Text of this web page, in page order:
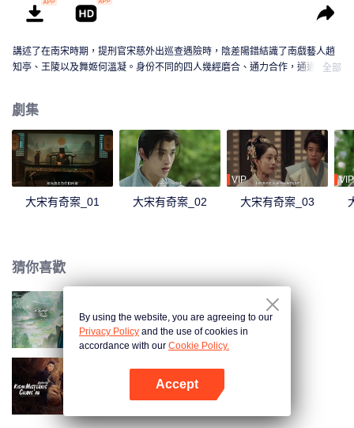
講述了在南宋時期，提刑官宋慈外出巡查遇險時，陰差陽錯結識了南戲藝人趙
知亭、王陵以及舞姬何溫凝。身份不同的四人幾經磨合、通力合作，通過推理
全部
劇集
大宋有奇案_01 大宋有奇案_02
VIP
大宋有奇案_03
VIP
猜你喜歡
將軍家的小兒子
長安秘聞錄
By using the website, you are agreeing to our
Privacy Policy and the use of cookies in
accordance with our Cookie Policy.
Accept